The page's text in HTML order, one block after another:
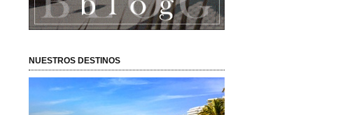
NUESTROS DESTINOS